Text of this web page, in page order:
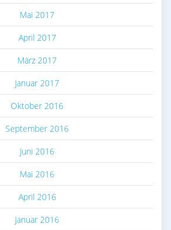
Mai 2017
April 2017
März 2017
Januar 2017
Oktober 2016
September 2016
Juni 2016
Mai 2016
April 2016
Januar 2016